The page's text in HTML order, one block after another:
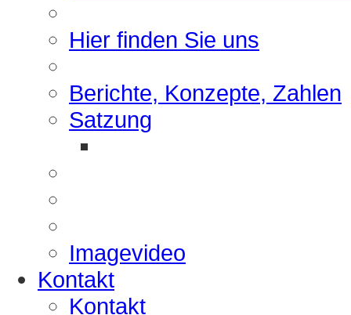
Hier finden Sie uns
Berichte, Konzepte, Zahlen
Satzung
Imagevideo
Kontakt
Kontakt